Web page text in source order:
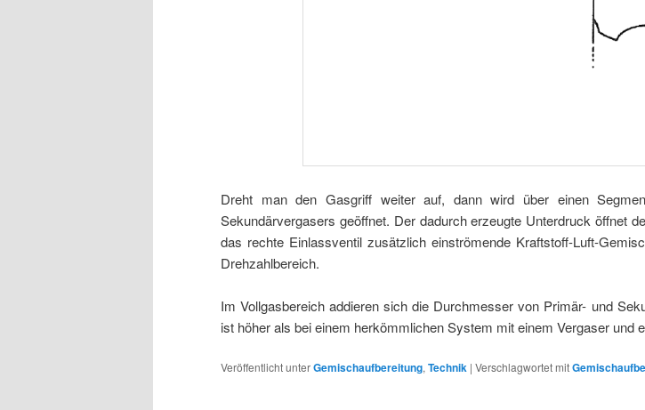
Dreht man den Gasgriff weiter auf, dann wird über einen
Sekundärvergasers geöffnet. Der dadurch erzeugte Unterdruck öffnet
das rechte Einlassventil zusätzlich einströmende Kraftstoff-Luft-
Drehzahlbereich.
Im Vollgasbereich addieren sich die Durchmesser von Primär- und
ist höher als bei einem herkömmlichen System mit einem Vergaser und
Veröffentlicht unterGemischaufbereitung, Technik | Verschlagwortet mit